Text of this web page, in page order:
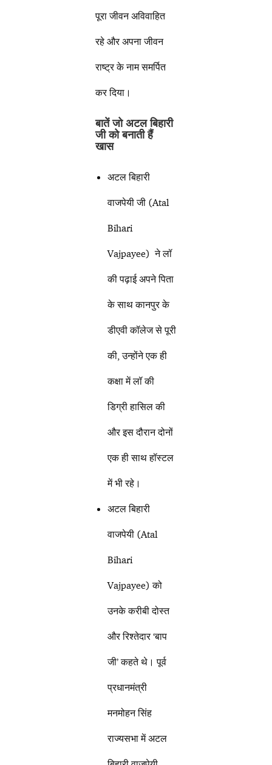
पूरा जीवन अविवाहित
रहे और अपना जीवन
राष्ट्र के नाम समर्पित
कर दिया।
बातें जो अटल बिहारी
जी को बनाती हैं
खास
अटल बिहारी
वाजपेयी जी (Atal
Bihari
Vajpayee) ने लॉ
की पढ़ाई अपने पिता
के साथ कानपुर के
डीएवी कॉलेज से पूरी
की, उन्होंने एक ही
कक्षा में लॉ की
डिग्री हासिल की
और इस दौरान दोनों
एक ही साथ हॉस्टल
में भी रहे।
अटल बिहारी
वाजपेयी (Atal
Bihari
Vajpayee) को
उनके करीबी दोस्त
और रिश्तेदार ‘बाप
जी’ कहते थे। पूर्व
प्रधानमंत्री
मनमोहन सिंह
राज्यसभा में अटल